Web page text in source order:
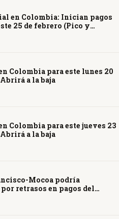
en Colombia: Inician pagos
25 de febrero (Pico y
Colombia para este lunes 20
a la baja
Colombia para este jueves 23
a la baja
Mocoa podría
retrasos en pagos del